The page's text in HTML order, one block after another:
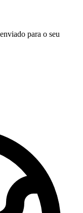
para o seu